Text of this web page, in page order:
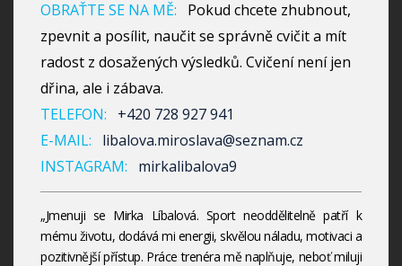
OBRAŤTE SE NA MĚ:
Pokud chcete zhubnout,
zpevnit a posílit, naučit se správně cvičit a mít
radost z dosažených výsledků. Cvičení není jen
dřina, ale i zábava.
TELEFON:
+420 728 927 941
E-MAIL:
libalova.miroslava@seznam.cz
INSTAGRAM:
mirkalibalova9
„Jmenuji se Mirka Líbalová. Sport neoddělitelně patří k
mému životu, dodává mi energii, skvělou náladu, motivaci a
pozitivnější přístup. Práce trenéra mě naplňuje, neboť miluji